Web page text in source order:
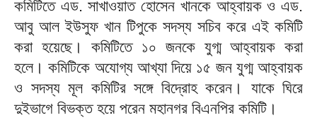
কমিটিতে এড. সাখাওয়াত হোসেন খানকে আহ্বায়ক ও এড.
আবু আল ইউসুফ খান টিপুকে সদস্য সচিব করে এই কমিটি
করা হয়েছে। কমিটিতে ১০ জনকে যুগ্ম আহ্বায়ক করা
হলে। কমিটিকে অযোগ্য আখ্যা দিয়ে ১৫ জন যুগ্ম আহ্বায়ক
ও সদস্য মূল কমিটির সঙ্গে বিদ্রোহ করেন। যাকে ঘিরে
দুইভাগে বিভক্ত হয়ে পরেন মহানগর বিএনপির কমিটি।